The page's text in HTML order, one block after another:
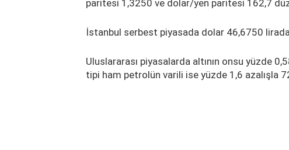
paritesi 1,3250 ve dolar/yen paritesi 162,7
İstanbul serbest piyasada dolar 46,6750
Uluslararası piyasalarda altının onsu yüzde
tipi ham petrolün varili ise yüzde 1,6 azalışla